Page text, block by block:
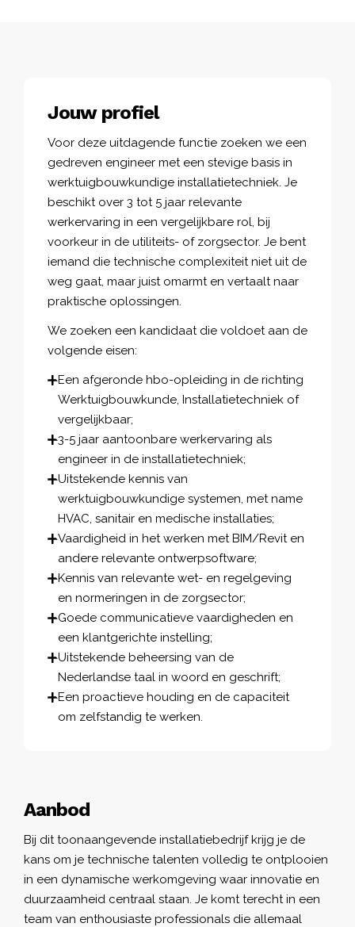
Aanbod
Bij dit toonaangevende installatiebedrijf krijg je de
kans om je technische talenten volledig te ontplooien
in een dynamische werkomgeving waar innovatie en
duurzaamheid centraal staan. Je komt terecht in een
team van enthousiaste professionals die allemaal
Jouw profiel
Voor deze uitdagende functie zoeken we een
gedreven engineer met een stevige basis in
werktuigbouwkundige installatietechniek. Je
beschikt over 3 tot 5 jaar relevante
werkervaring in een vergelijkbare rol, bij
voorkeur in de utiliteits- of zorgsector. Je bent
iemand die technische complexiteit niet uit de
weg gaat, maar juist omarmt en vertaalt naar
praktische oplossingen.
We zoeken een kandidaat die voldoet aan de
volgende eisen:
Een afgeronde hbo-opleiding in de richting
Werktuigbouwkunde, Installatietechniek of
vergelijkbaar;
3-5 jaar aantoonbare werkervaring als
engineer in de installatietechniek;
Uitstekende kennis van
werktuigbouwkundige systemen, met name
HVAC, sanitair en medische installaties;
Vaardigheid in het werken met BIM/Revit en
andere relevante ontwerpsoftware;
Kennis van relevante wet- en regelgeving
en normeringen in de zorgsector;
Goede communicatieve vaardigheden en
een klantgerichte instelling;
Uitstekende beheersing van de
Nederlandse taal in woord en geschrift;
Een proactieve houding en de capaciteit
om zelfstandig te werken.